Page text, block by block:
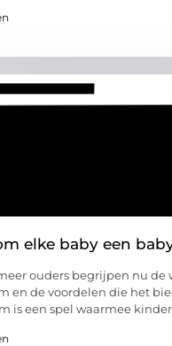
elke baby een
ouders begrijpen nu de
en de voordelen die het
is een spel waarmee